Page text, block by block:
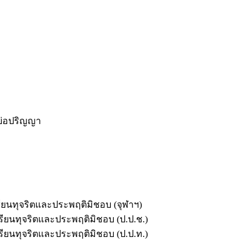
อปริญญา
ยนทุจริตและประพฤติมิชอบ (จุฬาฯ)
รียนทุจริตและประพฤติมิชอบ (ป.ป.ช.)
รียนทุจริตและประพฤติมิชอบ (ป.ป.ท.)